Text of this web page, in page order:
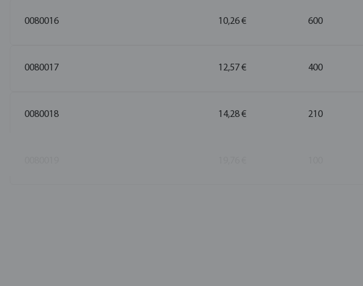
0080016 10,26 € 600
0080017 12,57 € 400
0080018 14,28 € 210